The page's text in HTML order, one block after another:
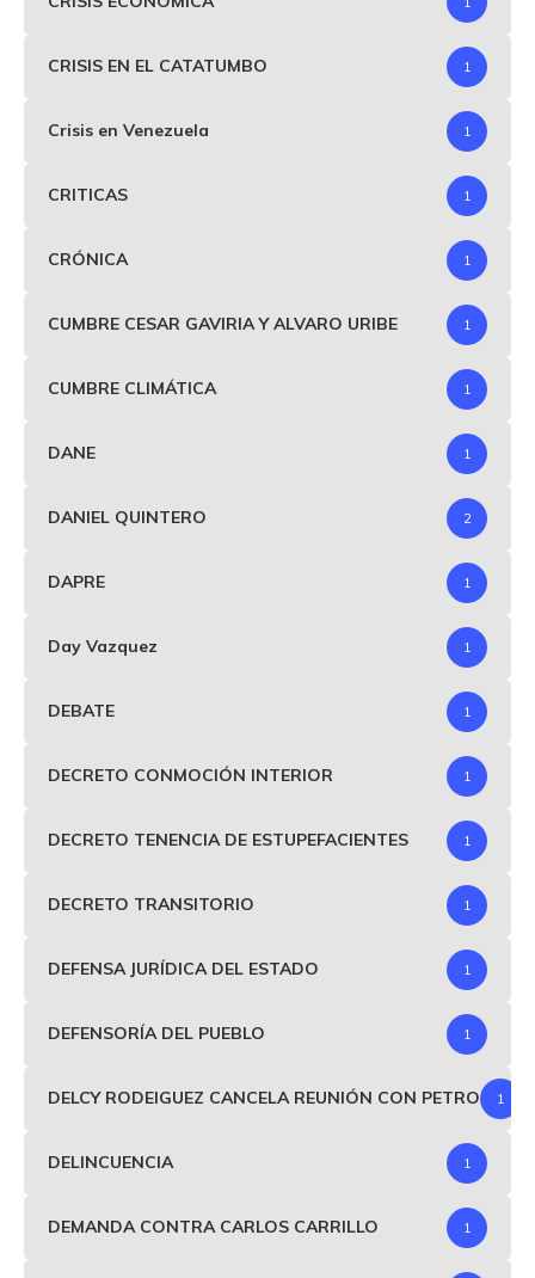
CRISIS EN EL CATATUMBO 1
Crisis en Venezuela 1
CRITICAS 1
CRÓNICA 1
CUMBRE CESAR GAVIRIA Y ALVARO URIBE 1
CUMBRE CLIMÁTICA 1
DANE 1
DANIEL QUINTERO 2
DAPRE 1
Day Vazquez 1
DEBATE 1
DECRETO CONMOCIÓN INTERIOR 1
DECRETO TENENCIA DE ESTUPEFACIENTES 1
DECRETO TRANSITORIO 1
DEFENSA JURÍDICA DEL ESTADO 1
DEFENSORÍA DEL PUEBLO 1
DELCY RODEIGUEZ CANCELA REUNIÓN CON PETRO 1
DELINCUENCIA 1
DEMANDA CONTRA CARLOS CARRILLO 1